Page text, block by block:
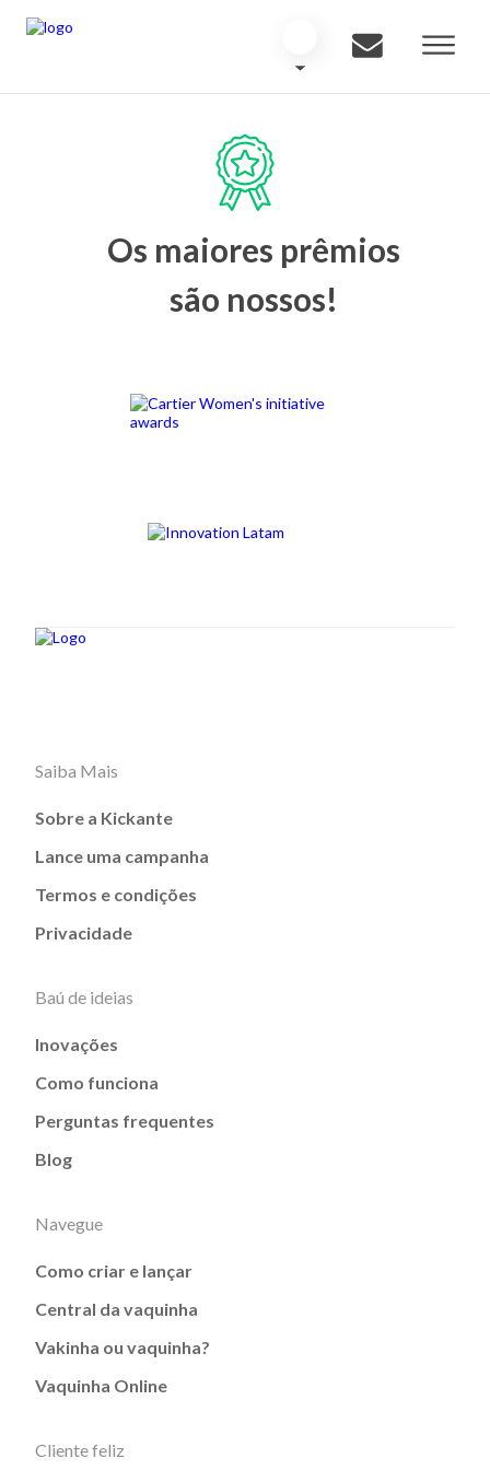
Os maiores prêmios
são nossos!
Saiba Mais
Sobre a Kickante
Lance uma campanha
Termos e condições
Privacidade
Baú de ideias
Inovações
Como funciona
Perguntas frequentes
Blog
Navegue
Como criar e lançar
Central da vaquinha
Vakinha ou vaquinha?
Vaquinha Online
Cliente feliz